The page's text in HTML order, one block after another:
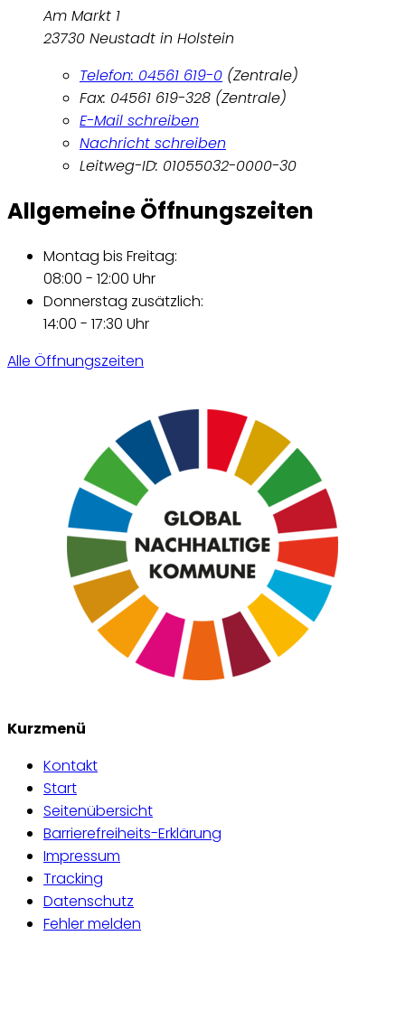
Am Markt 1
23730 Neustadt in Holstein
Telefon: 04561 619-0 (Zentrale)
Fax: 04561 619-328 (Zentrale)
E-Mail schreiben
Nachricht schreiben
Leitweg-ID: 01055032-0000-30
Allgemeine Öffnungszeiten
Montag bis Freitag:
08:00 - 12:00 Uhr
Donnerstag zusätzlich:
14:00 - 17:30 Uhr
Alle Öffnungszeiten
Kurzmenü
Kontakt
Start
Seitenübersicht
Barrierefreiheits-Erklärung
Impressum
Tracking
Datenschutz
Fehler melden